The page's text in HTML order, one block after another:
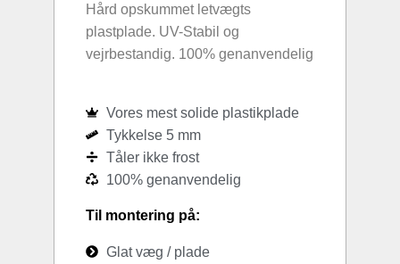
Hård opskummet letvægts
plastplade. UV-Stabil og
vejrbestandig. 100% genanvendelig
Vores mest solide plastikplade
Tykkelse 5 mm
Tåler ikke frost
100% genanvendelig
Til montering på:
Glat væg / plade